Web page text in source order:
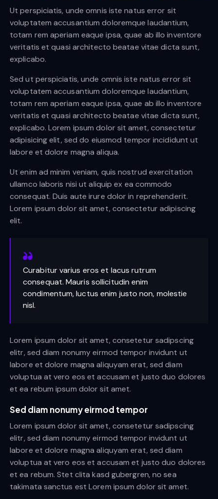
Ut perspiciatis, unde omnis iste natus error sit
voluptatem accusantium doloremque laudantium,
totam rem aperiam eaque ipsa, quae ab illo inventore
veritatis et quasi architecto beatae vitae dicta sunt,
explicabo.
Sed ut perspiciatis, unde omnis iste natus error sit
voluptatem accusantium doloremque laudantium,
totam rem aperiam eaque ipsa, quae ab illo inventore
veritatis et quasi architecto beatae vitae dicta sunt,
explicabo. Lorem ipsum dolor sit amet, consectetur
adipisicing elit, sed do eiusmod tempor incididunt ut
labore et dolore magna aliqua.
Ut enim ad minim veniam, quis nostrud exercitation
ullamco laboris nisi ut aliquip ex ea commodo
consequat. Duis aute irure dolor in reprehenderit.
Lorem ipsum dolor sit amet, consectetur adipiscing
elit.
Curabitur varius eros et lacus rutrum
consequat. Mauris sollicitudin enim
condimentum, luctus enim justo non, molestie
nisl.
Lorem ipsum dolor sit amet, consetetur sadipscing
elitr, sed diam nonumy eirmod tempor invidunt ut
labore et dolore magna aliquyam erat, sed diam
voluptua at vero eos et accusam et justo duo dolores
et ea rebum ipsum dolor sit amet.
Sed diam nonumy eirmod tempor
Lorem ipsum dolor sit amet, consetetur sadipscing
elitr, sed diam nonumy eirmod tempor invidunt ut
labore et dolore magna aliquyam erat, sed diam
voluptua at vero eos et accusam et justo duo dolores
et ea rebum. Stet clita kasd gubergren, no sea
takimata sanctus est Lorem ipsum dolor sit amet.